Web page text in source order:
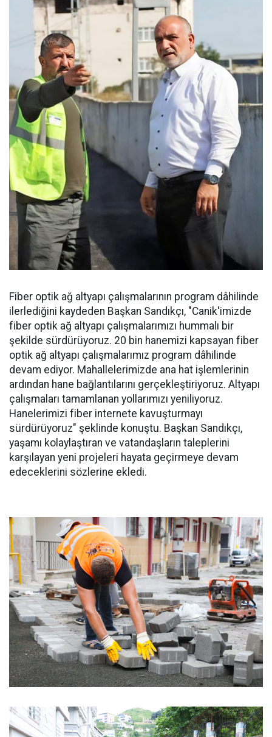
Fiber optik ağ altyapı çalışmalarının program dâhilinde
ilerlediğini kaydeden Başkan Sandıkçı, "Canik'imizde
fiber optik ağ altyapı çalışmalarımızı hummalı bir
şekilde sürdürüyoruz. 20 bin hanemizi kapsayan fiber
optik ağ altyapı çalışmalarımız program dâhilinde
devam ediyor. Mahallelerimizde ana hat işlemlerinin
ardından hane bağlantılarını gerçekleştiriyoruz. Altyapı
çalışmaları tamamlanan yollarımızı yeniliyoruz.
Hanelerimizi fiber internete kavuşturmayı
sürdürüyoruz" şeklinde konuştu. Başkan Sandıkçı,
yaşamı kolaylaştıran ve vatandaşların taleplerini
karşılayan yeni projeleri hayata geçirmeye devam
edeceklerini sözlerine ekledi.